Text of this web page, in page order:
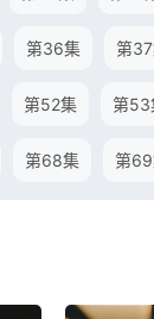
第36集 第
第52集 第53
第68集 第